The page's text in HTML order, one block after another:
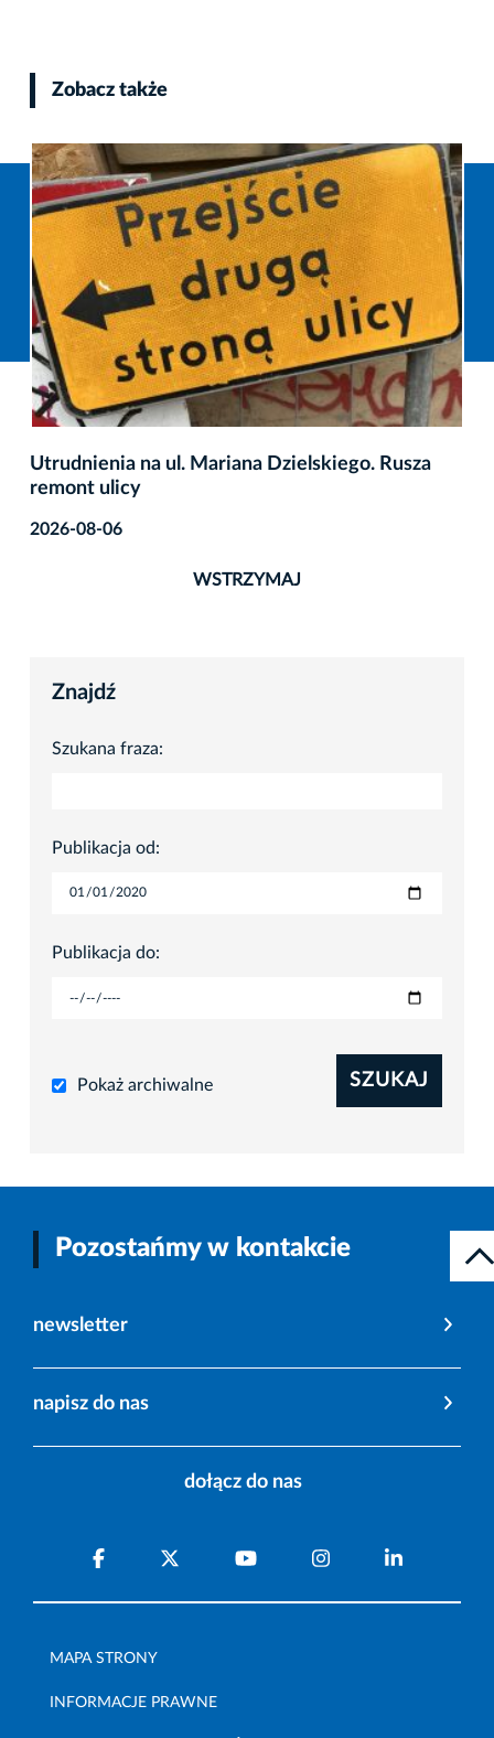
Zobacz także
Utrudnienia na ul. Mariana Dzielskiego. Rusza
remont ulicy
2026-08-06
WSTRZYMAJ
Znajdź
Szukana fraza:
Publikacja od:
Publikacja do:
Pokaż archiwalne SZUKAJ
Pozostańmy w kontakcie
newsletter
napisz do nas
dołącz do nas
MAPA STRONY
INFORMACJE PRAWNE